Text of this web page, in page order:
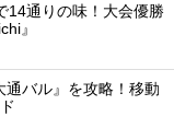
14通りの味！大会優勝
』
通バル』を攻略！移動